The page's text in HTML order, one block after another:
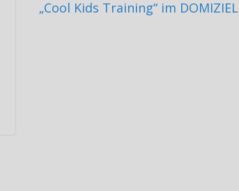
„Cool Kids Training“ im DOMIZIEL